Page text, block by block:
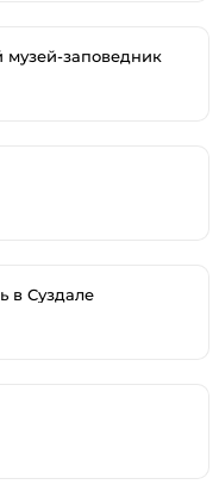
музей-заповедник
в Суздале